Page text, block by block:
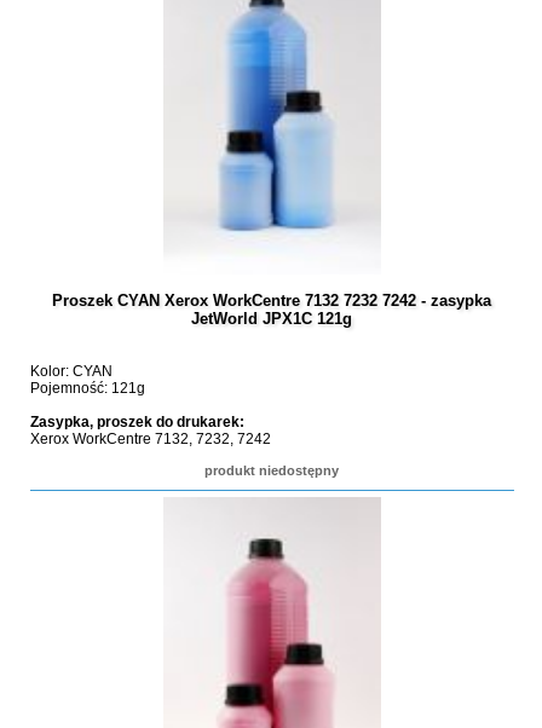
Proszek CYAN Xerox WorkCentre 7132 7232 7242 - zasypka
JetWorld JPX1C 121g
Kolor: CYAN
Pojemność: 121g
Zasypka, proszek do drukarek:
Xerox WorkCentre 7132, 7232, 7242
produkt niedostępny